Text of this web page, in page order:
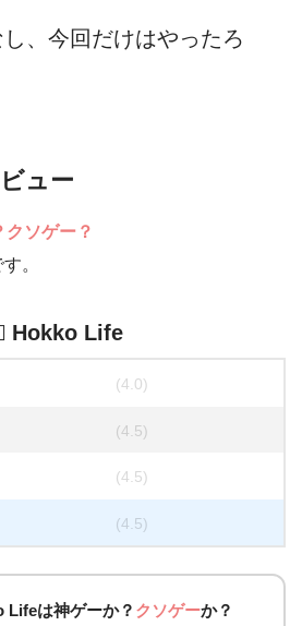
し、今回だけはやったろ
ュー
ソゲー？
。
Hokko Life
(4.0)
(4.5)
(4.5)
(4.5)
Lifeは神ゲーか？ クソゲーか？